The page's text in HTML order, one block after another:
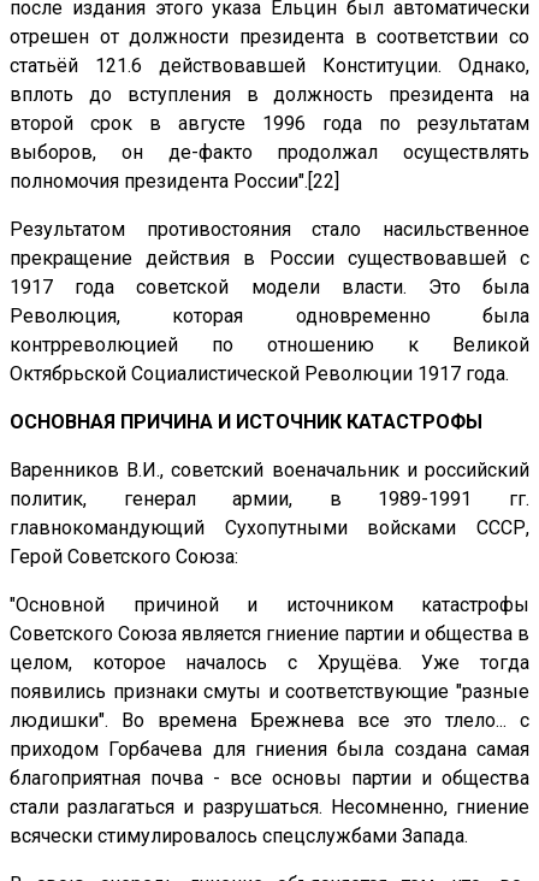
после издания этого указа Ельцин был автоматически
отрешен от должности президента в соответствии со
статьёй 121.6 действовавшей Конституции. Однако,
вплоть до вступления в должность президента на
второй срок в августе 1996 года по результатам
выборов, он де-факто продолжал осуществлять
полномочия президента России".[22]
Результатом противостояния стало насильственное
прекращение действия в России существовавшей с
1917 года советской модели власти. Это была
Революция, которая одновременно была
контрреволюцией по отношению к Великой
Октябрьской Социалистической Революции 1917 года.
ОСНОВНАЯ ПРИЧИНА И ИСТОЧНИК КАТАСТРОФЫ
Варенников В.И., советский военачальник и российский
политик, генерал армии, в 1989-1991 гг.
главнокомандующий Сухопутными войсками СССР,
Герой Советского Союза:
"Основной причиной и источником катастрофы
Советского Союза является гниение партии и общества в
целом, которое началось с Хрущёва. Уже тогда
появились признаки смуты и соответствующие "разные
людишки". Во времена Брежнева все это тлело... с
приходом Горбачева для гниения была создана самая
благоприятная почва - все основы партии и общества
стали разлагаться и разрушаться. Несомненно, гниение
всячески стимулировалось спецслужбами Запада.